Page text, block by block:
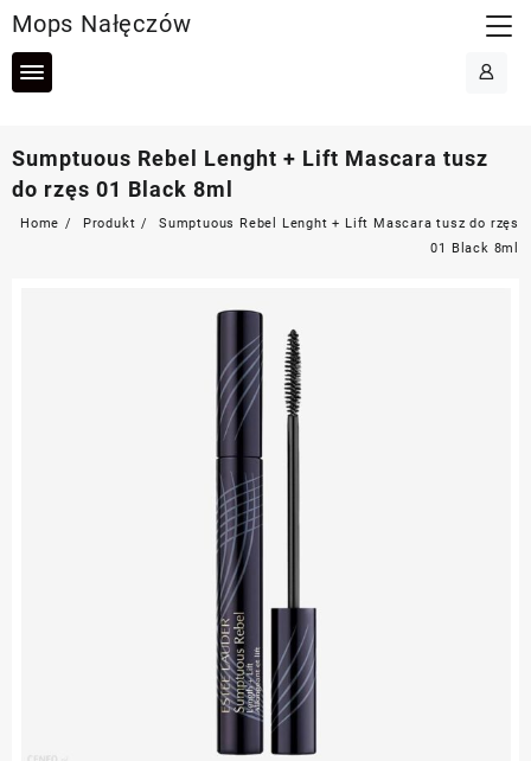
to
content
Mops Nałęczów
Sumptuous Rebel Lenght + Lift Mascara tusz
do rzęs 01 Black 8ml
Home Produkt
Sumptuous Rebel Lenght + Lift Mascara tusz do rzęs
01 Black 8ml